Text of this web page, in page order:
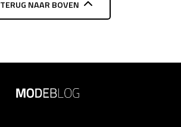
TERUG NAAR BOVEN